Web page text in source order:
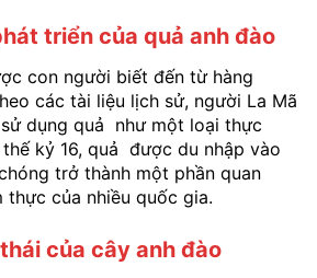
triển của quả anh đào
con người biết đến từ hàng
các tài liệu lịch sử, người La Mã
dụng quả như một loại thực
kỷ 16, quả được du nhập vào
trở thành một phần quan
của nhiều quốc gia.
của cây anh đào